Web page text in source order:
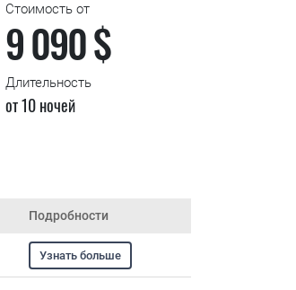
Стоимость от
9 090 $
Длительность
от 10 ночей
Подробности
Узнать больше